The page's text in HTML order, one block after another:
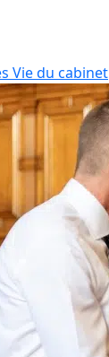
Vie du cabinet